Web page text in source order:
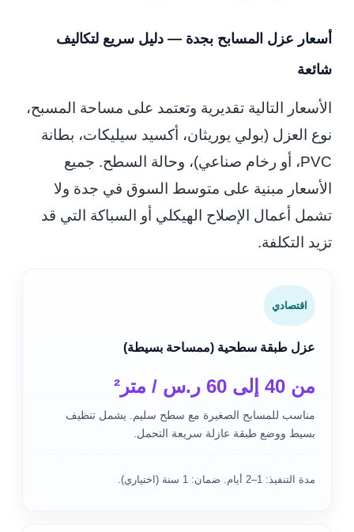
أسعار عزل المسابح بجدة — دليل سريع لتكاليف
شائعة
الأسعار التالية تقديرية وتعتمد على مساحة المسبح،
نوع العزل (بولي يوريثان، أكسيد سيليكات، بطانة
PVC، أو رخام صناعي)، وحالة السطح. جميع
الأسعار مبنية على متوسط السوق في جدة ولا
تشمل أعمال الإصلاح الهيكلي أو السباكة التي قد
تزيد التكلفة.
اقتصادي
عزل طبقة سطحية (ممساحة بسيطة)
من 40 إلى 60 ر.س / متر²
مناسب للمسابح الصغيرة مع سطح سليم. يشمل تنظيف
بسيط ووضع طبقة عازلة سريعة التحمل.
مدة التنفيذ: 1–2 أيام. ضمان: 1 سنة (اختياري).